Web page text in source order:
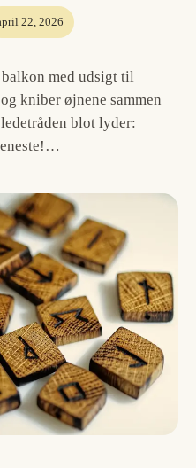
22, 2026
med udsigt til
kniber øjnene sammen
blot lyder: